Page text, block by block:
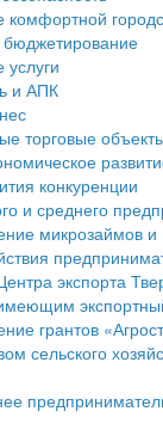
услуги
и АПК
округа Тверской
граждан
контроль
поддержка
поддержка
услуги
и АПК
торговые
конкуренции
и среднего
микрозаймов и
экспорта
грантов
сельского